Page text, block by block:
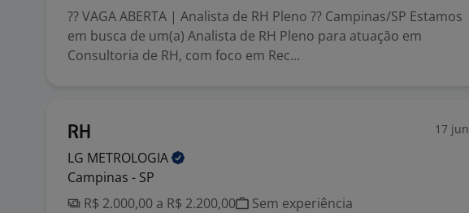
?? VAGA ABERTA | Analista de RH Pleno ?? Campinas/SP Estamos
em busca de um(a) Analista de RH Pleno para atuação em
Consultoria de RH, com foco em Rec...
RH 17 jun
LG METROLOGIA
Campinas - SP
R$ 2.000,00 a R$ 2.200,00
Sem experiência